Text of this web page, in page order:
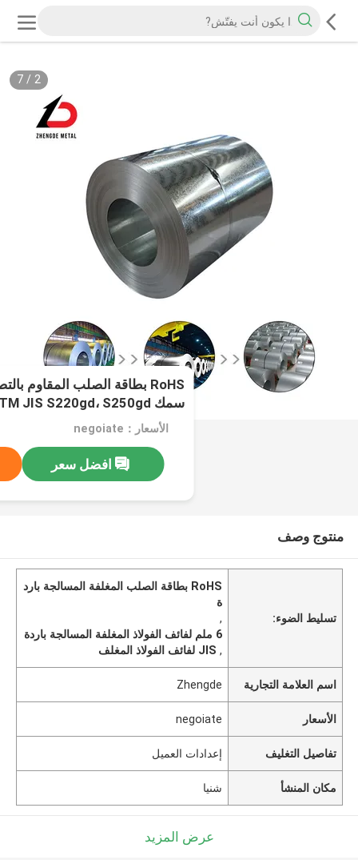
2
/
7
سمك ASTM JIS S220gd، S250gd،
الأسعار：negoiate
افضل سعر
منتوج وصف
تسليط الضوء:
RoHS بطاقة الصلب المغلفة المسالجة بارد
ة
,
6 ملم لفائف الفولاذ المغلفة المسالجة باردة
, JIS لفائف الفولاذ المغلف
اسم العلامة التجارية Zhengde
الأسعار negoiate
تفاصيل التغليف إعدادات العميل
مكان المنشأ شنيا
عرض المزيد